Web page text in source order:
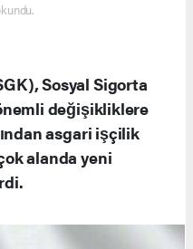
Sosyal Sigorta
değişikliklere
asgari işçilik
alanda yeni